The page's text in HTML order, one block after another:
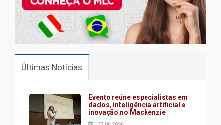
Últimas Notícias
Evento reúne especialistas em
dados, inteligência artificial e
inovação no Mackenzie